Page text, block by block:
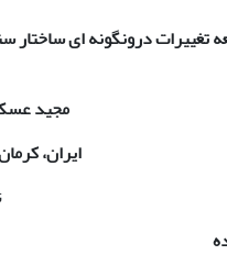
تغییرات درون­گونه ایساختار
مجید
ایران،